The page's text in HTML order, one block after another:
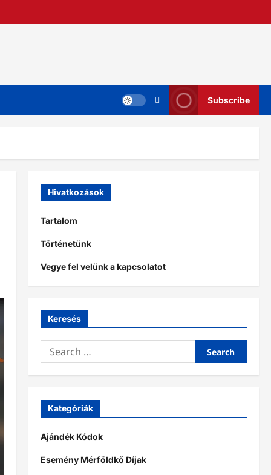
Subscribe
Hivatkozások
Tartalom
Történetünk
Vegye fel velünk a kapcsolatot
Keresés
Search
for:
Kategóriák
Ajándék Kódok
Esemény Mérföldkő Díjak